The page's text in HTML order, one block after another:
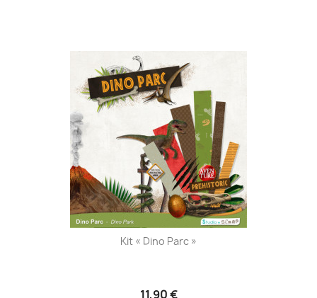
Kit « Dino Parc »
11,90 €